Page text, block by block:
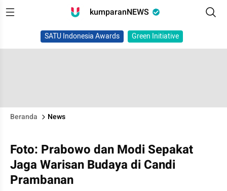
kumparanNEWS
SATU Indonesia Awards Green Initiative
Beranda News
Foto: Prabowo dan Modi Sepakat
Jaga Warisan Budaya di Candi
Prambanan